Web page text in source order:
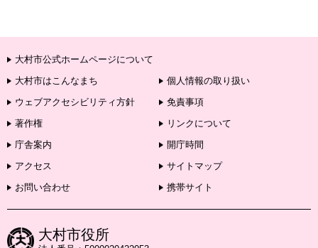
大村市公式ホームページについて
大村市はこんなまち
個人情報の取り扱い
ウェブアクセシビリティ方針
免責事項
著作権
リンクについて
庁舎案内
開庁時間
アクセス
サイトマップ
お問い合わせ
携帯サイト
大村市役所